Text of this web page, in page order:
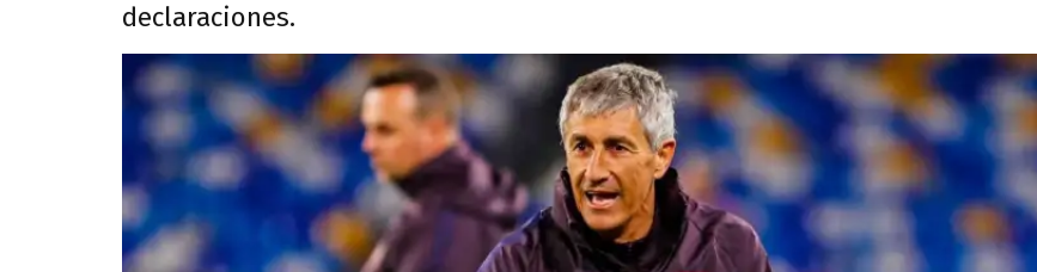
declaraciones.